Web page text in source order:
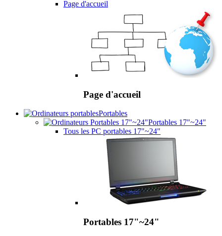
Page d'accueil
Page d'accueil
Portables
Portables 17"~24"
Tous les PC portables 17"~24"
Portables 17"~24"